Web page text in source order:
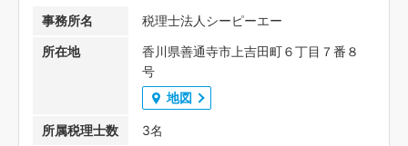
事務所名
税理士法人シーピーエー
所在地
香川県善通寺市上吉田町６丁目７番８
号
地図
所属税理士数 3名